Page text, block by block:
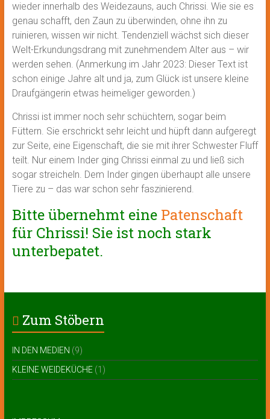
wieder innerhalb des Weidezauns, auch Chrissi. Wie sie es
genau schafft, den Zaun zu überwinden, ohne ihn zu
ruinieren, wissen wir nicht. Tendenziell wächst sich dieser
Welt-Erkundungsdrang mit zunehmendem Alter aus – wir
werden sehen. (Anmerkung im Jahr 2023: Dieser Text ist
schon einige Jahre alt und ja, zum Glück ist unsere kleine
Draufgängerin etwas heimeliger geworden.)
Chrissi ist immer noch sehr schüchtern, sogar beim
Füttern. Sie erschrickt sehr leicht und hüpft dann aufgeregt
zur Seite, eine Eigenschaft, die sie mit ihrer Schwester Fluff
teilt. Nur einem Inder ging Chrissi einmal zu und ließ sich
sogar streicheln. Dem Inder gingen überhaupt alle unsere
Tiere zu – das war schon sehr faszinierend.
Bitte übernehmt eine Patenschaft
für Chrissi! Sie ist noch stark
unterbepatet.
Zum Stöbern
IN DEN MEDIEN (9)
KLEINE WEIDEKÜCHE(1)